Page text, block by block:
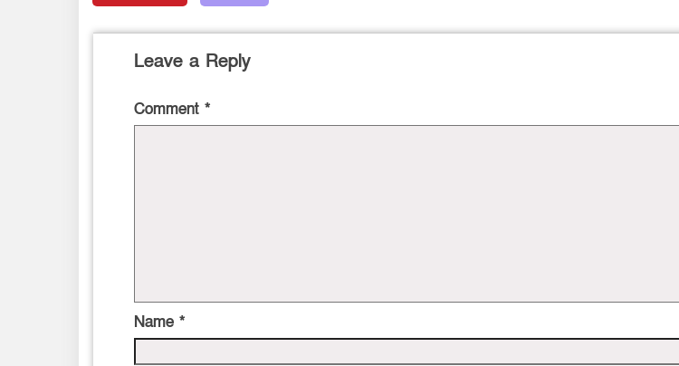
Leave a Reply
Comment *
Name *